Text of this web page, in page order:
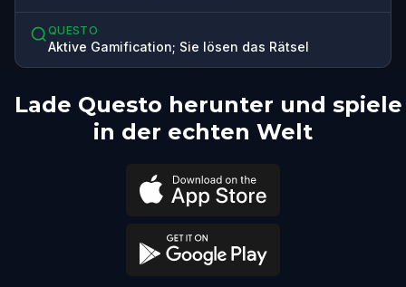
QUESTO
Aktive Gamification; Sie lösen das Rätsel
Lade Questo herunter und spiele
in der echten Welt